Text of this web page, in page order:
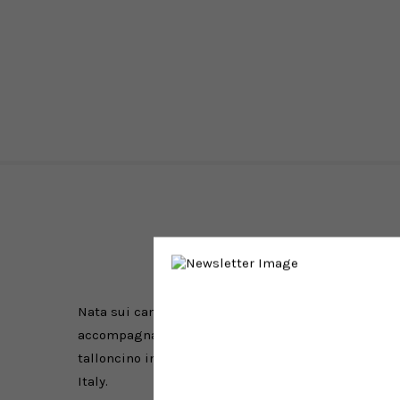
Nata sui campi d’atletica leggera, con un tocco
accompagnarti nel viaggio verso i tuoi sogni.
talloncino in pelle bianca. A completarne lo stile,
Italy.